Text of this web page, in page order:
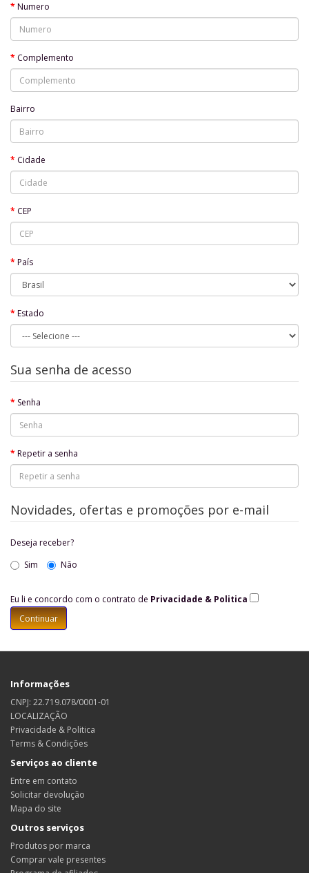
Numero
Complemento
Bairro
Cidade
CEP
País
Estado
Sua senha de acesso
Senha
Repetir a senha
Novidades, ofertas e promoções por e-mail
Deseja receber?
Sim
Não
Eu li e concordo com o contrato de Privacidade & Politica
Informações
CNPJ: 22.719.078/0001-01
LOCALIZAÇÃO
Privacidade & Politica
Terms & Condições
Serviços ao cliente
Entre em contato
Solicitar devolução
Mapa do site
Outros serviços
Produtos por marca
Comprar vale presentes